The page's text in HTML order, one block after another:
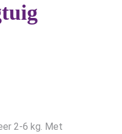
2-6 kg. Met